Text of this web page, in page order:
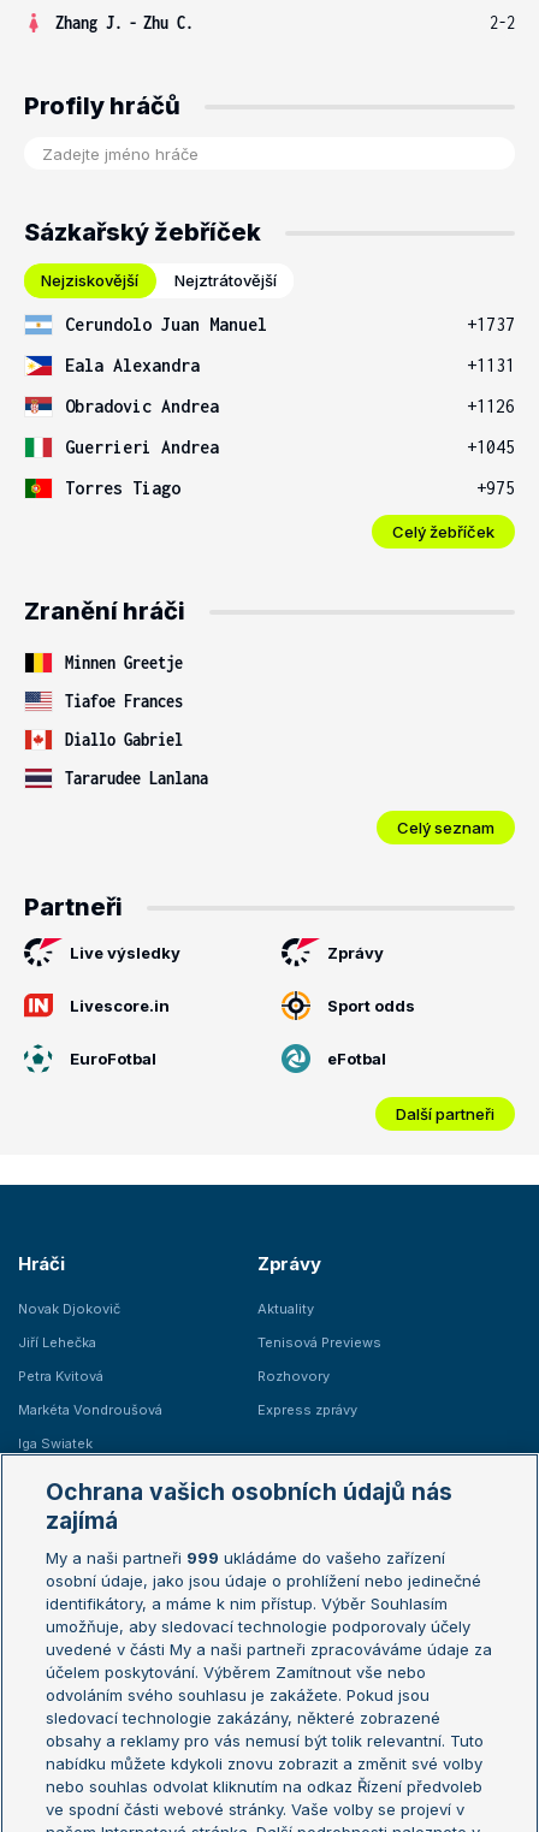
Zhang J. - Zhu C. 2-2
Profily hráčů
Sázkařský žebříček
Nejziskovější Nejztrátovější
Cerundolo Juan Manuel
+1737
Eala Alexandra
+1131
Obradovic Andrea
+1126
Guerrieri Andrea
+1045
Torres Tiago
+975
Celý žebříček
Zranění hráči
Minnen Greetje
Tiafoe Frances
Diallo Gabriel
Tararudee Lanlana
Celý seznam
Partneři
Live výsledky Zprávy
Livescore.in Sport odds
EuroFotbal eFotbal
Další partneři
Hráči
Novak Djokovič
Jiří Lehečka
Petra Kvitová
Markéta Vondroušová
Iga Swiatek
Zprávy
Aktuality
Tenisová Previews
Rozhovory
Express zprávy
Žebříčky
Žebříček ATP (muži)
Žebříček WTA (ženy)
Sázkařský žebříček
Australian Open
French Open
Wimbledon
US Open
Turnaj mistrů
Turnaj mistryň
Aktualní trendy
Fotbalové přestupy
Ochrana vašich osobních údajů nás
zajímá
My a naši partneři 999 ukládáme do vašeho zařízení
osobní údaje, jako jsou údaje o prohlížení nebo jedinečné
identifikátory, a máme k nim přístup. Výběr Souhlasím
umožňuje, aby sledovací technologie podporovaly účely
uvedené v části My a naši partneři zpracováváme údaje za
účelem poskytování. Výběrem Zamítnout vše nebo
odvoláním svého souhlasu je zakážete. Pokud jsou
sledovací technologie zakázány, některé zobrazené
obsahy a reklamy pro vás nemusí být tolik relevantní. Tuto
nabídku můžete kdykoli znovu zobrazit a změnit své volby
nebo souhlas odvolat kliknutím na odkaz Řízení předvoleb
ve spodní části webové stránky. Vaše volby se projeví v